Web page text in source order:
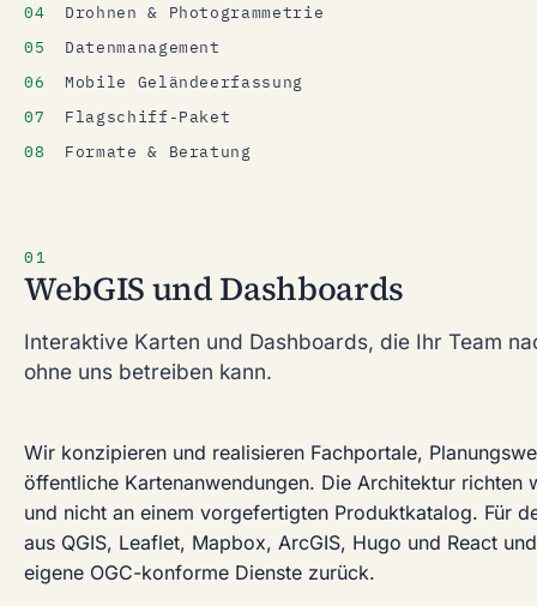
Drohnen & Photogrammetrie
Datenmanagement
Mobile Geländeerfassung
Flagschiff-Paket
Formate & Beratung
01
WebGIS und Dashboards
Interaktive Karten und Dashboards, die Ihr Team
ohne uns betreiben kann.
Wir konzipieren und realisieren Fachportale,
öffentliche Kartenanwendungen. Die Architektur richten
und nicht an einem vorgefertigten Produktkatalog. Für
aus QGIS, Leaflet, Mapbox, ArcGIS, Hugo und React
eigene OGC-konforme Dienste zurück.